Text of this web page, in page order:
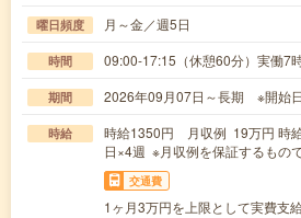
曜日頻度 月～金／週5日
時間 09:00-17:15（休憩60分）実働7
期間 2026年09月07日～長期 ※開始
時給
時給1350円 月収例 19万円 時
日×4週 ※月収例を保証するもの
交通費
1ヶ月3万円を上限として実費支